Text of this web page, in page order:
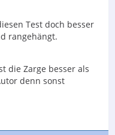
Test doch besser
rangehängt.
die Zarge besser als
denn sonst